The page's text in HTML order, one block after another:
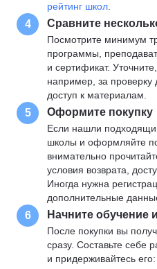
рейтинг школ
4 Сравните
Посмотрите минимум
программы,
и сертификат.
например, за
доступ к материалам.
5 Оформите покупку
Если нашли
школы и оформляйте
внимательно
условия возврата,
Иногда нужна
дополнительные
6 Начните обучение
После покупки вы
сразу. Составьте себе
и придерживайтесь